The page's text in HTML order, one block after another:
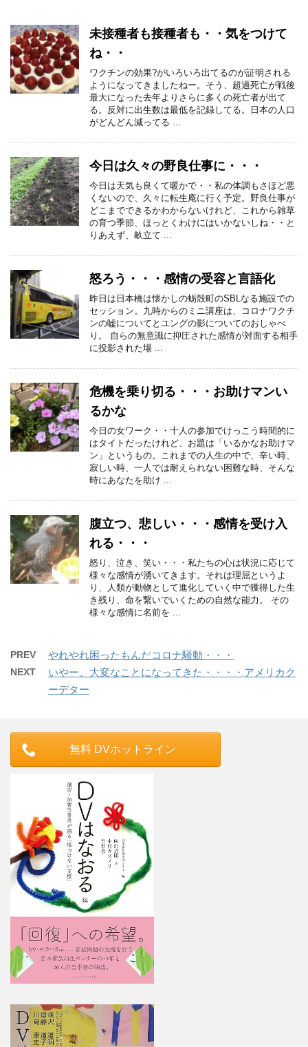
未接種者も接種者も・・気をつけて
ね・・
ワクチンの効果?がいろいろ出てるのが証明される
ようになってきましたねー。そう、超過死亡が戦後
最大になった去年よりさらに多くの死亡者が出て
る。反対に出生数は最低を記録してる。日本の人口
がどんどん減ってる ...
今日は久々の野良仕事に・・・
今日は天気も良くて暖かで・・私の体調もさほど悪
くないので、久々に転生庵に行く予定。野良仕事が
どこまでできるかわからないけれど、これから雑草
の育つ季節、ほっとくわけにはいかないしね・・と
りあえず、畝立て ...
怒ろう・・・感情の受容と言語化
昨日は日本橋は懐かしの蛎殻町のSBLなる施設での
セッション。九時からのミニ講座は、コロナワクチ
ンの嘘についてとユングの影についてのおしゃべ
り。 自らの無意識に抑圧された感情が対面する相手
に投影された場 ...
危機を乗り切る・・・お助けマンい
るかな
今日の女ワーク・・十人の参加でけっこう時間的に
はタイトだったけれど、お題は「いるかなお助けマ
ン」というもの。これまでの人生の中で、辛い時、
寂しい時、一人では耐えられない困難な時、そんな
時にあなたを助け ...
腹立つ、悲しい・・・感情を受け入
れる・・・
怒り、泣き、笑い・・・私たちの心は状況に応じて
様々な感情が湧いてきます。それは理屈というよ
り、人類が動物として進化していく中で獲得した生
き残り、命を繋いでいくための自然な能力。 その
様々な感情に名前を ...
PREV やれやれ困ったもんだコロナ騒動・・・
NEXT
いやー、大変なことになってきた・・・・アメリカク
ーデター
無料 DVホットライン